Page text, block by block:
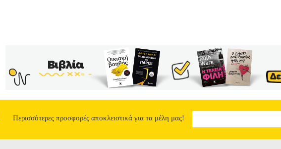
Περισσότερες προσφορές αποκλειστικά για τα μέλη μας!